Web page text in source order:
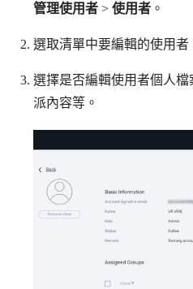
管理使用者> 使用者。
選取清單中要編輯的使用者
選擇是否編輯使用者個人
派內容等。